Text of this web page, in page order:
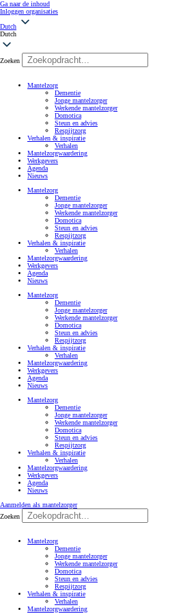
Ga naar de inhoud
Inloggen organisaties
Dutch
Dutch
Zoeken
Mantelzorg
Dementie
Jonge mantelzorger
Werkende mantelzorger
Domotica
Steun en advies
Respijtzorg
Verhalen & inspiratie
Verhalen
Mantelzorgwaardering
Werkgevers
Agenda
Nieuws
Mantelzorg
Dementie
Jonge mantelzorger
Werkende mantelzorger
Domotica
Steun en advies
Respijtzorg
Verhalen & inspiratie
Verhalen
Mantelzorgwaardering
Werkgevers
Agenda
Nieuws
Mantelzorg
Dementie
Jonge mantelzorger
Werkende mantelzorger
Domotica
Steun en advies
Respijtzorg
Verhalen & inspiratie
Verhalen
Mantelzorgwaardering
Werkgevers
Agenda
Nieuws
Mantelzorg
Dementie
Jonge mantelzorger
Werkende mantelzorger
Domotica
Steun en advies
Respijtzorg
Verhalen & inspiratie
Verhalen
Mantelzorgwaardering
Werkgevers
Agenda
Nieuws
Aanmelden als mantelzorger
Zoeken
Mantelzorg
Dementie
Jonge mantelzorger
Werkende mantelzorger
Domotica
Steun en advies
Respijtzorg
Verhalen & inspiratie
Verhalen
Mantelzorgwaardering